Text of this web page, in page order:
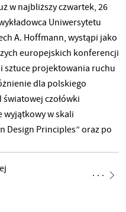
w najbliższy czwartek, 26
Uniwersytetu
A. Hoffmann, wystąpi jako
europejskich konferencji
sztuce projektowania ruchu
dla polskiego
czołówki
w skali
Design Principles” oraz po
i zasad projektowania